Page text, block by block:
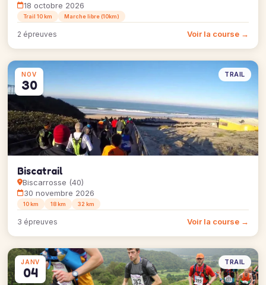
18 octobre 2026
Trail 10 km Marche libre (10km)
2 épreuves Voir la course →
NOV
30
TRAIL
Biscatrail
Biscarrosse (40)
30 novembre 2026
10 km 18 km 32 km
3 épreuves Voir la course →
JANV
04
TRAIL